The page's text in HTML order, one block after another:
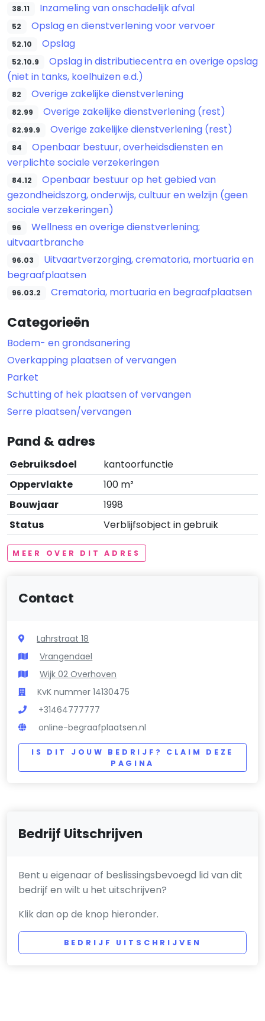
38.11 Inzameling van onschadelijk afval
52 Opslag en dienstverlening voor vervoer
52.10 Opslag
52.10.9
Opslag in distributiecentra en overige opslag
(niet in tanks, koelhuizen e.d.)
82 Overige zakelijke dienstverlening
82.99 Overige zakelijke dienstverlening (rest)
82.99.9 Overige zakelijke dienstverlening (rest)
84
Openbaar bestuur, overheidsdiensten en
verplichte sociale verzekeringen
84.12
Openbaar bestuur op het gebied van
gezondheidszorg, onderwijs, cultuur en welzijn (geen
sociale verzekeringen)
96
Wellness en overige dienstverlening;
uitvaartbranche
96.03
Uitvaartverzorging, crematoria, mortuaria en
begraafplaatsen
96.03.2 Crematoria, mortuaria en begraafplaatsen
Categorieën
Bodem- en grondsanering
Overkapping plaatsen of vervangen
Parket
Schutting of hek plaatsen of vervangen
Serre plaatsen/vervangen
Pand & adres
Gebruiksdoel
kantoorfunctie
Oppervlakte
100 m²
Bouwjaar
1998
Status
Verblijfsobject in gebruik
MEER OVER DIT ADRES
Contact
Lahrstraat 18
Vrangendael
Wijk 02 Overhoven
KvK nummer 14130475
+31464777777
online-begraafplaatsen.nl
IS DIT JOUW BEDRIJF? CLAIM DEZE
PAGINA
Bedrijf Uitschrijven
Bent u eigenaar of beslissingsbevoegd lid van dit
bedrijf en wilt u het uitschrijven?
Klik dan op de knop hieronder.
BEDRIJF UITSCHRIJVEN